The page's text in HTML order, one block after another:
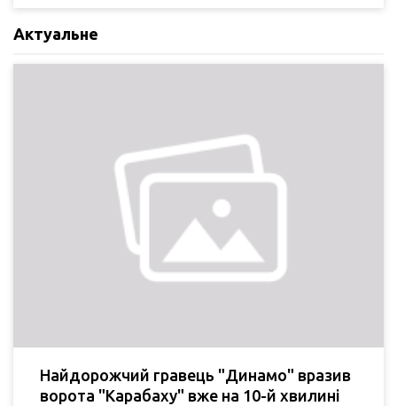
Актуальне
Найдорожчий гравець "Динамо" вразив
ворота "Карабаху" вже на 10-й хвилині